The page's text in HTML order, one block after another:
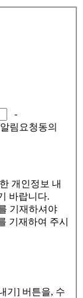
-
림요청동의
개인정보 내
바랍니다.
기재하셔야
기재하여 주시
기] 버튼을, 수